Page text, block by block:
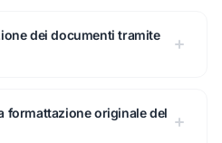
dei documenti tramite
formattazione originale del